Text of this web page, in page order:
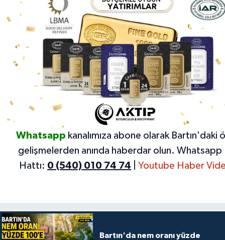
Whatsapp kanalımıza abone olarak Bartın'daki
gelişmelerden anında haberdar olun. Whatsapp
Hattı: 0 (540) 010 74 74 Youtube Haber
Bartın'da nem oranı yüzde